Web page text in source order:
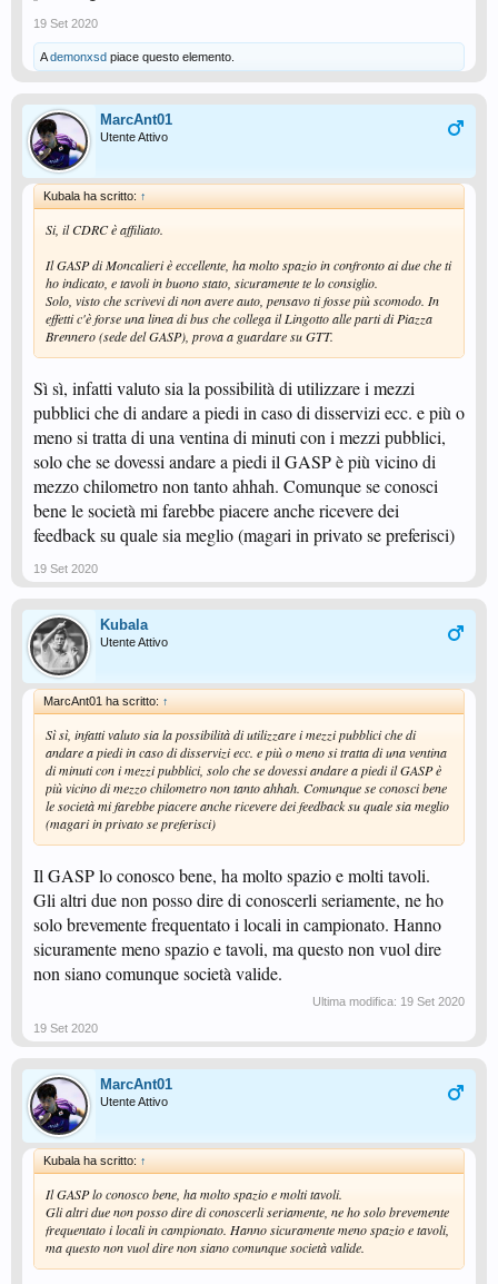
19 Set 2020
Ademonxsd piace questo elemento.
MarcAnt01
Utente Attivo
Kubala ha scritto: ↑
Si, il CDRC è affiliato.
Il GASP di Moncalieri è eccellente, ha molto spazio in confronto ai due che ti
ho indicato, e tavoli in buono stato, sicuramente te lo consiglio.
Solo, visto che scrivevi di non avere auto, pensavo ti fosse più scomodo. In
effetti c'è forse una linea di bus che collega il Lingotto alle parti di Piazza
Brennero (sede del GASP), prova a guardare su GTT.
Sì sì, infatti valuto sia la possibilità di utilizzare i mezzi
pubblici che di andare a piedi in caso di disservizi ecc. e più o
meno si tratta di una ventina di minuti con i mezzi pubblici,
solo che se dovessi andare a piedi il GASP è più vicino di
mezzo chilometro non tanto ahhah. Comunque se conosci
bene le società mi farebbe piacere anche ricevere dei
feedback su quale sia meglio (magari in privato se preferisci)
19 Set 2020
Kubala
Utente Attivo
MarcAnt01 ha scritto: ↑
Sì sì, infatti valuto sia la possibilità di utilizzare i mezzi pubblici che di
andare a piedi in caso di disservizi ecc. e più o meno si tratta di una ventina
di minuti con i mezzi pubblici, solo che se dovessi andare a piedi il GASP è
più vicino di mezzo chilometro non tanto ahhah. Comunque se conosci bene
le società mi farebbe piacere anche ricevere dei feedback su quale sia meglio
(magari in privato se preferisci)
Il GASP lo conosco bene, ha molto spazio e molti tavoli.
Gli altri due non posso dire di conoscerli seriamente, ne ho
solo brevemente frequentato i locali in campionato. Hanno
sicuramente meno spazio e tavoli, ma questo non vuol dire
non siano comunque società valide.
Ultima modifica: 19 Set 2020
19 Set 2020
MarcAnt01
Utente Attivo
Kubala ha scritto: ↑
Il GASP lo conosco bene, ha molto spazio e molti tavoli.
Gli altri due non posso dire di conoscerli seriamente, ne ho solo brevemente
frequentato i locali in campionato. Hanno sicuramente meno spazio e tavoli,
ma questo non vuol dire non siano comunque società valide.